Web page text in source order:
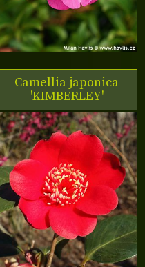
Camellia japonica
'KIMBERLEY'